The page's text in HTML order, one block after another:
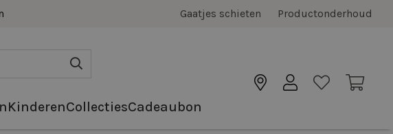
Gaatjes schieten Productonderhoud
KinderenCollectiesCadeaubon